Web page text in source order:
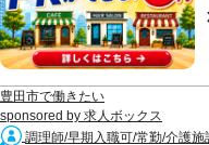
豊田市で働きたい
sponsored by 求人ボックス
調理師/早期入職可/常勤/介護施